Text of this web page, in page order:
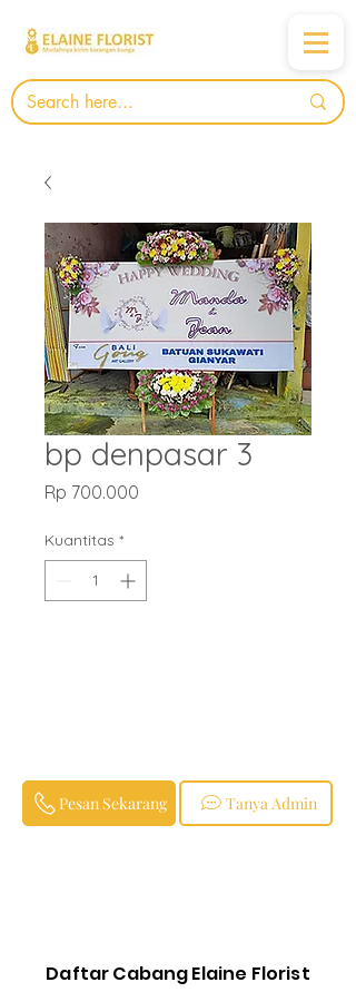
bp denpasar 3
Rp 700.000
Kuantitas *
Tanya Admin
Pesan Sekarang
Daftar Cabang Elaine Florist